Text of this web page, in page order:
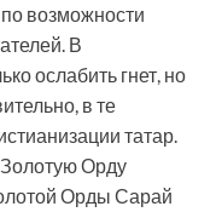
возможности
В
ослабить гнет, но
в те
татар.
Золотую Орду
Орды Сарай